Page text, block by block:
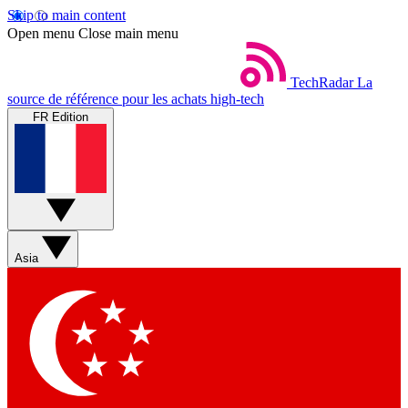
Skip to main content
Open menu Close main menu
TechRadar La
source de référence pour les achats high-tech
FR Edition
Asia